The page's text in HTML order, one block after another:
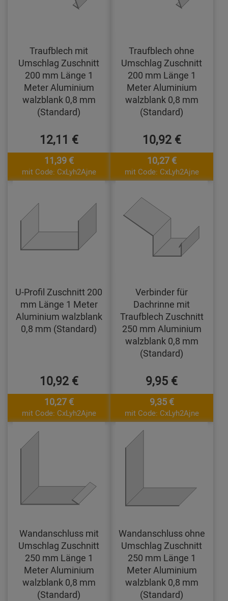
Traufblech mit
Umschlag Zuschnitt
200 mm Länge 1
Meter Aluminium
walzblank 0,8 mm
(Standard)
12,11 €
11,39 €
mit Code: CxLyh2Ajne
Traufblech ohne
Umschlag Zuschnitt
200 mm Länge 1
Meter Aluminium
walzblank 0,8 mm
(Standard)
10,92 €
10,27 €
mit Code: CxLyh2Ajne
U-Profil Zuschnitt 200
mm Länge 1 Meter
Aluminium walzblank
0,8 mm (Standard)
10,92 €
10,27 €
mit Code: CxLyh2Ajne
Verbinder für
Dachrinne mit
Traufblech Zuschnitt
250 mm Aluminium
walzblank 0,8 mm
(Standard)
9,95 €
9,35 €
mit Code: CxLyh2Ajne
Wandanschluss mit
Umschlag Zuschnitt
250 mm Länge 1
Meter Aluminium
walzblank 0,8 mm
(Standard)
Wandanschluss ohne
Umschlag Zuschnitt
250 mm Länge 1
Meter Aluminium
walzblank 0,8 mm
(Standard)